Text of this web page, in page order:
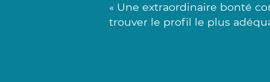
« Une extraordinaire bonté
trouver le profil le plus